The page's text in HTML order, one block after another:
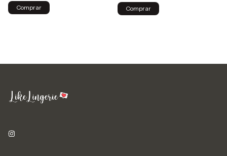
Comprar Comprar